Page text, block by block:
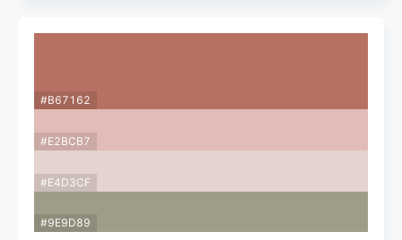
#B67162
#E2BCB7
#E4D3CF
#9E9D89